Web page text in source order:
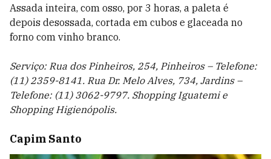
Assada inteira, com osso, por 3 horas, a paleta é
depois desossada, cortada em cubos e glaceada no
forno com vinho branco.
Serviço: Rua dos Pinheiros, 254, Pinheiros – Telefone:
(11) 2359-8141. Rua Dr. Melo Alves, 734, Jardins –
Telefone: (11) 3062-9797. Shopping Iguatemi e
Shopping Higienópolis.
Capim Santo